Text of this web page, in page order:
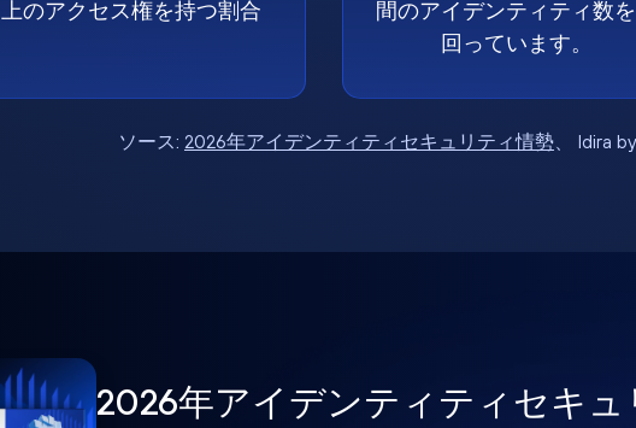
上のアクセス権を持つ割合
間のアイデンティティ数
回っています。
ソース: 2026年アイデンティティセキュリティ情勢、 Idira
2026年アイデンティティセキュ